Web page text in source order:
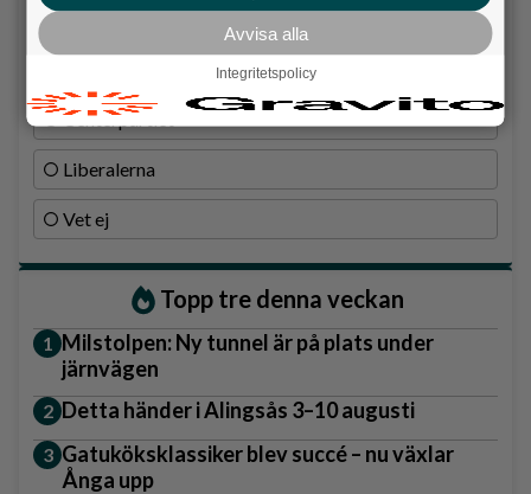
Kristdemokraterna
Centerpartiet
Liberalerna
Vet ej
Topp tre denna veckan
Milstolpen: Ny tunnel är på plats under
järnvägen
Detta händer i Alingsås 3–10 augusti
Gatuköksklassiker blev succé – nu växlar
Ånga upp
Avvisa alla
Integritetspolicy